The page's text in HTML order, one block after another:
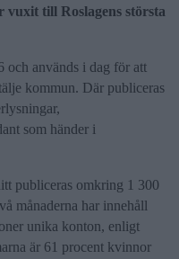
till Roslagens största
och används i dag för att
kommun. Där publiceras
som händer i
publiceras omkring 1 300
månaderna har innehåll
unika konton, enligt
är 61 procent kvinnor